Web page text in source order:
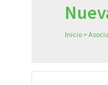
Inicio >